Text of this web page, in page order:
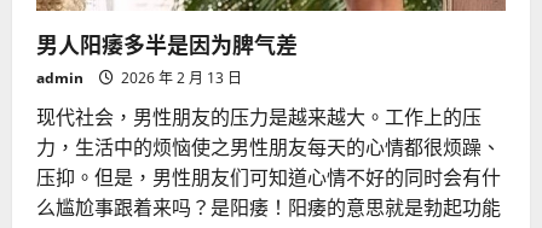
男人阳痿多半是因为脾气差
admin 2026 年 2 月 13 日
现代社会，男性朋友的压力是越来越大。工作上的压
力，生活中的烦恼使之男性朋友每天的心情都很烦躁、
压抑。但是，男性朋友们可知道心情不好的同时会有什
么尴尬事跟着来吗？是阳痿！阳痿的意思就是勃起功能